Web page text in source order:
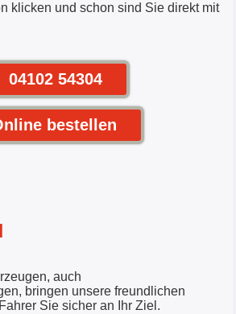
klicken und schon sind Sie direkt mit
04102 54304
bestellen
auch
bringen unsere freundlichen
Sie sicher an Ihr Ziel.